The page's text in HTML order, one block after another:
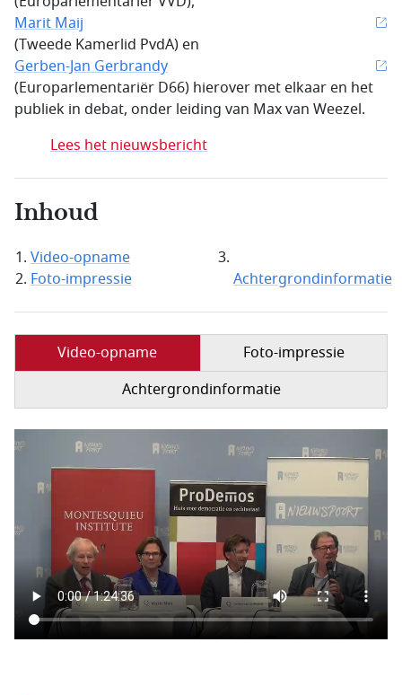
Marit Maij
(Tweede Kamerlid PvdA) en
Gerben-Jan Gerbrandy
(Europarlementariër D66) hierover met elkaar en het
publiek in debat, onder leiding van Max van Weezel.
Lees het nieuwsbericht
Inhoud
Video-opname
Foto-impressie
Achtergrondinformatie
Video-opname
Foto-impressie
Achtergrondinformatie
Filmbestand